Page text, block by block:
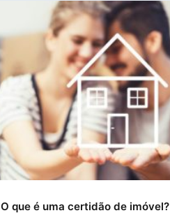
O que é uma certidão de imóvel?